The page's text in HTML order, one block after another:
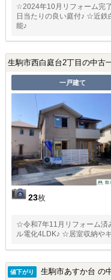
☆2024年10月リフォーム完
日当たりの良い庭付♪ ☆近鉄
能♪
生駒市西白庭台2丁目の中古
一戸建て
23枚
☆令和7年11月リフォーム
ル電化4LDK♪ ☆居室収納や
値下がり 生駒市あすか台 の